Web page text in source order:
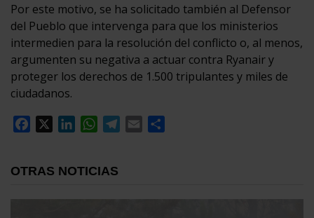
Por este motivo, se ha solicitado también al Defensor
del Pueblo que intervenga para que los ministerios
intermedien para la resolución del conflicto o, al menos,
argumenten su negativa a actuar contra Ryanair y
proteger los derechos de 1.500 tripulantes y miles de
ciudadanos.
Facebook
LinkedInWhatsApp
Telegram
Email
OTRAS NOTICIAS